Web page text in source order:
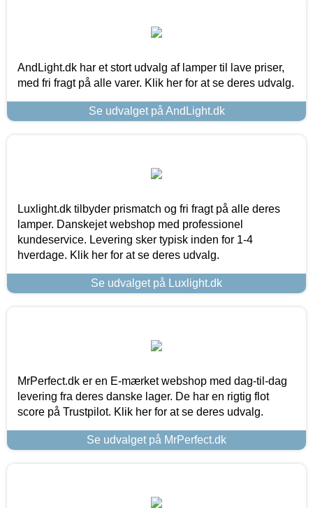
AndLight.dk har et stort udvalg af lamper til lave priser,
med fri fragt på alle varer. Klik her for at se deres udvalg.
Se udvalget på AndLight.dk
Luxlight.dk tilbyder prismatch og fri fragt på alle deres
lamper. Danskejet webshop med professionel
kundeservice. Levering sker typisk inden for 1-4
hverdage. Klik her for at se deres udvalg.
Se udvalget på Luxlight.dk
MrPerfect.dk er en E-mærket webshop med dag-til-dag
levering fra deres danske lager. De har en rigtig flot
score på Trustpilot. Klik her for at se deres udvalg.
Se udvalget på MrPerfect.dk